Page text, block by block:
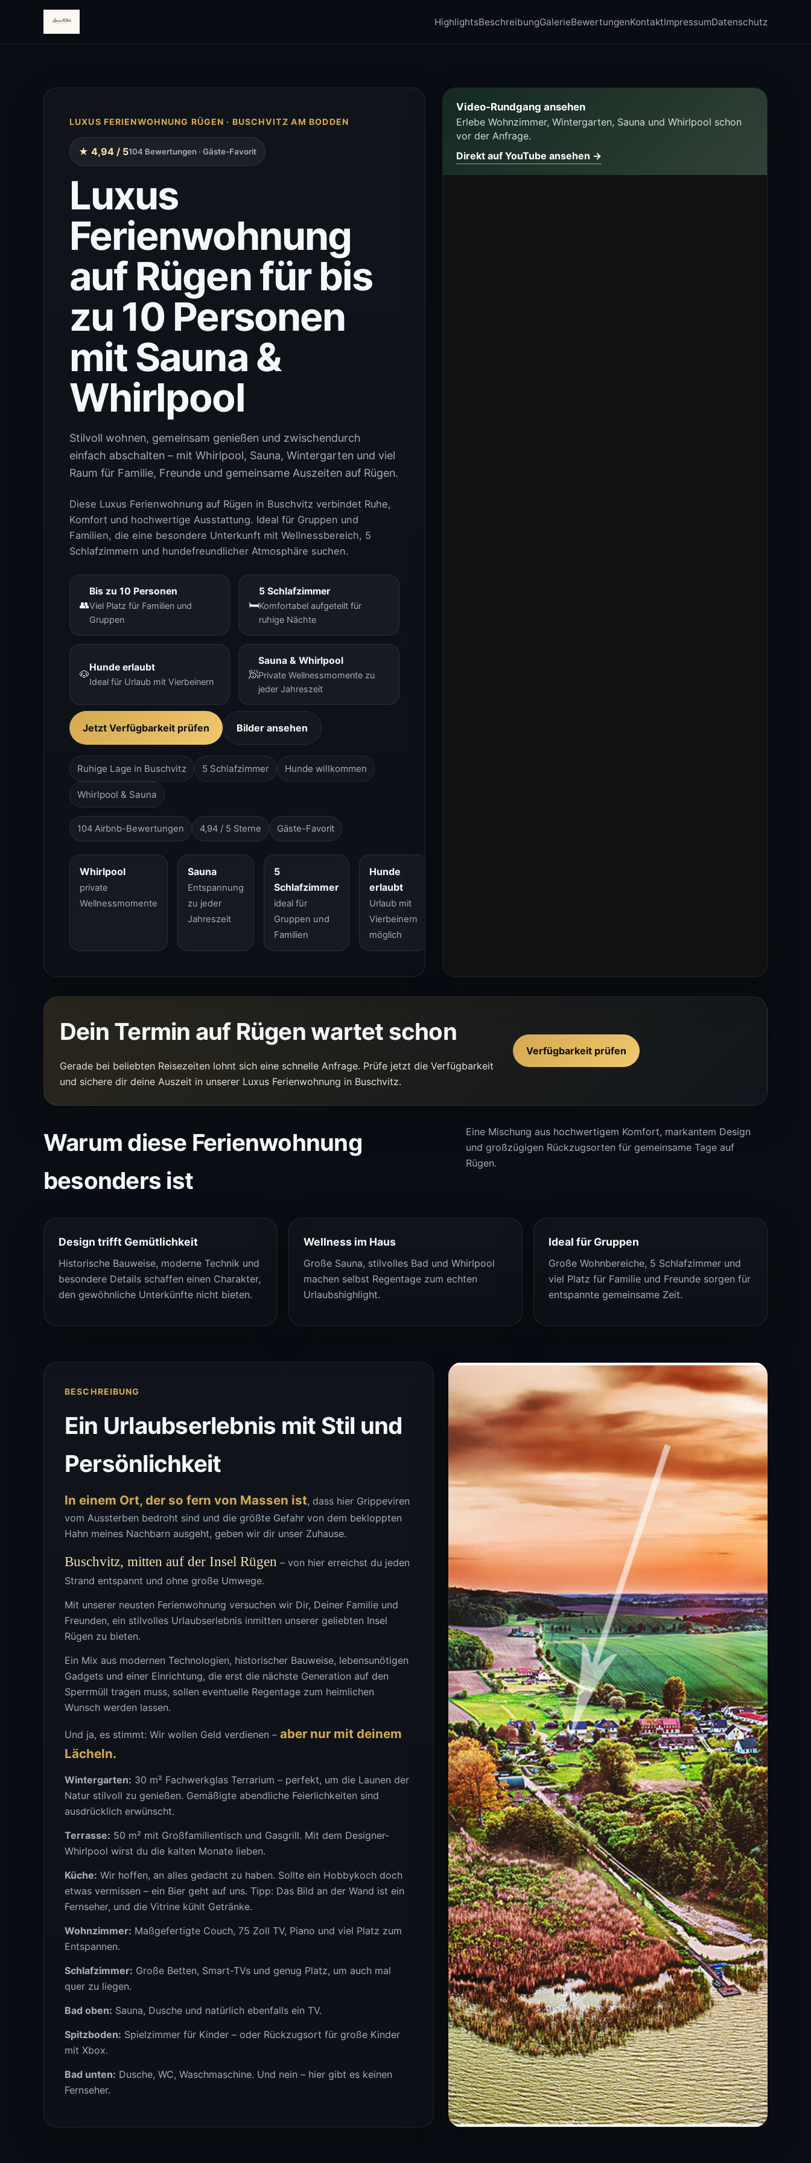
HighlightsBeschreibungGalerieBewertungenKontaktImpressumDatenschutz
LUXUS FERIENWOHNUNG RÜGEN · BUSCHVITZ AM BODDEN
★ 4,94 / 5104 Bewertungen · Gäste-Favorit
Luxus
Ferienwohnung
auf Rügen für bis
zu 10 Personen
mit Sauna &
Whirlpool
Stilvoll wohnen, gemeinsam genießen und zwischendurch
einfach abschalten – mit Whirlpool, Sauna, Wintergarten und viel
Raum für Familie, Freunde und gemeinsame Auszeiten auf Rügen.
Diese Luxus Ferienwohnung auf Rügen in Buschvitz verbindet Ruhe,
Komfort und hochwertige Ausstattung. Ideal für Gruppen und
Familien, die eine besondere Unterkunft mit Wellnessbereich, 5
Schlafzimmern und hundefreundlicher Atmosphäre suchen.
👥
Bis zu 10 Personen
Viel Platz für Familien und
Gruppen
🛏️
5 Schlafzimmer
Komfortabel aufgeteilt für
ruhige Nächte
🐶
Hunde erlaubt
Ideal für Urlaub mit Vierbeinern
🧖
Sauna & Whirlpool
Private Wellnessmomente zu
jeder Jahreszeit
Jetzt Verfügbarkeit prüfen Bilder ansehen
Ruhige Lage in Buschvitz 5 Schlafzimmer Hunde willkommen
Whirlpool & Sauna
104 Airbnb-Bewertungen 4,94 / 5 Sterne Gäste-Favorit
Whirlpool
private
Wellnessmomente
Sauna
Entspannung
zu jeder
Jahreszeit
5
Schlafzimmer
ideal für
Gruppen und
Familien
Hunde
erlaubt
Urlaub mit
Vierbeinern
möglich
Video-Rundgang ansehen
Erlebe Wohnzimmer, Wintergarten, Sauna und Whirlpool schon
vor der Anfrage.
Direkt auf YouTube ansehen →
Dein Termin auf Rügen wartet schon
Gerade bei beliebten Reisezeiten lohnt sich eine schnelle Anfrage. Prüfe jetzt die Verfügbarkeit
und sichere dir deine Auszeit in unserer Luxus Ferienwohnung in Buschvitz.
Verfügbarkeit prüfen
Warum diese Ferienwohnung
besonders ist
Eine Mischung aus hochwertigem Komfort, markantem Design
und großzügigen Rückzugsorten für gemeinsame Tage auf
Rügen.
Design trifft Gemütlichkeit
Historische Bauweise, moderne Technik und
besondere Details schaffen einen Charakter,
den gewöhnliche Unterkünfte nicht bieten.
Wellness im Haus
Große Sauna, stilvolles Bad und Whirlpool
machen selbst Regentage zum echten
Urlaubshighlight.
Ideal für Gruppen
Große Wohnbereiche, 5 Schlafzimmer und
viel Platz für Familie und Freunde sorgen für
entspannte gemeinsame Zeit.
BESCHREIBUNG
Ein Urlaubserlebnis mit Stil und
Persönlichkeit
In einem Ort, der so fern von Massen ist, dass hier Grippeviren
vom Aussterben bedroht sind und die größte Gefahr von dem bekloppten
Hahn meines Nachbarn ausgeht, geben wir dir unser Zuhause.
Buschvitz, mitten auf der Insel Rügen – von hier erreichst du jeden
Strand entspannt und ohne große Umwege.
Mit unserer neusten Ferienwohnung versuchen wir Dir, Deiner Familie und
Freunden, ein stilvolles Urlaubserlebnis inmitten unserer geliebten Insel
Rügen zu bieten.
Ein Mix aus modernen Technologien, historischer Bauweise, lebensunötigen
Gadgets und einer Einrichtung, die erst die nächste Generation auf den
Sperrmüll tragen muss, sollen eventuelle Regentage zum heimlichen
Wunsch werden lassen.
Und ja, es stimmt: Wir wollen Geld verdienen – aber nur mit deinem
Lächeln.
Wintergarten: 30 m² Fachwerkglas Terrarium – perfekt, um die Launen der
Natur stilvoll zu genießen. Gemäßigte abendliche Feierlichkeiten sind
ausdrücklich erwünscht.
Terrasse: 50 m² mit Großfamilientisch und Gasgrill. Mit dem Designer-
Whirlpool wirst du die kalten Monate lieben.
Küche: Wir hoffen, an alles gedacht zu haben. Sollte ein Hobbykoch doch
etwas vermissen – ein Bier geht auf uns. Tipp: Das Bild an der Wand ist ein
Fernseher, und die Vitrine kühlt Getränke.
Wohnzimmer: Maßgefertigte Couch, 75 Zoll TV, Piano und viel Platz zum
Entspannen.
Schlafzimmer: Große Betten, Smart-TVs und genug Platz, um auch mal
quer zu liegen.
Bad oben: Sauna, Dusche und natürlich ebenfalls ein TV.
Spitzboden: Spielzimmer für Kinder – oder Rückzugsort für große Kinder
mit Xbox.
Bad unten: Dusche, WC, Waschmaschine. Und nein – hier gibt es keinen
Fernseher.